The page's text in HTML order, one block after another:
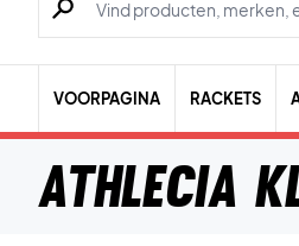
VOORPAGINA RACKETS
Athlecia